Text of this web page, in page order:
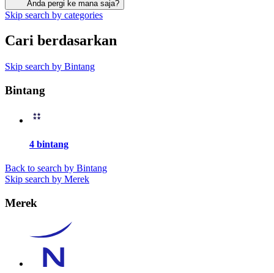
Anda pergi ke mana saja?
Skip search by categories
Cari berdasarkan
Skip search by Bintang
Bintang
4 bintang
Back to search by Bintang
Skip search by Merek
Merek